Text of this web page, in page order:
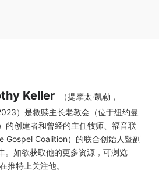
Keller
（提摩太·凯勒，
）是救赎主长老教会（位于纽约曼
的创建者和曾经的主任牧师、福音联
Gospel Coalition）的联合创始人暨副
。如欲获取他的更多资源，可浏览
推特上关注他。